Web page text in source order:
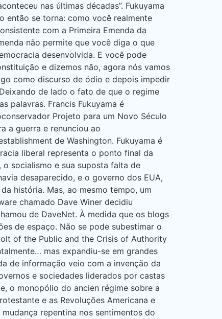
nas últimas décadas”. Fukuyama
então se torna: como você realmente
com a Primeira Emenda da
não permite que você diga o que
desenvolvida. E você pode
e dizemos não, agora nós vamos
como discurso de ódio e depois impedir
de lado o fato de que o regime
palavras. Francis Fukuyama é
Projeto para um Novo Século
a guerra e renunciou ao
de Washington. Fukuyama é
liberal representa o ponto final da
socialismo e sua suposta falta de
desaparecido, e o governo dos EUA,
história. Mas, ao mesmo tempo, um
chamado Dave Winer decidiu
de DaveNet. À medida que os blogs
de espaço. Não se pode subestimar o
of the Public and the Crisis of Authority
mas expandiu-se em grandes
de informação veio com a invenção da
e sociedades liderados por castas
o monopólio do ancien régime sobre a
e as Revoluções Americana e
repentina nos sentimentos do